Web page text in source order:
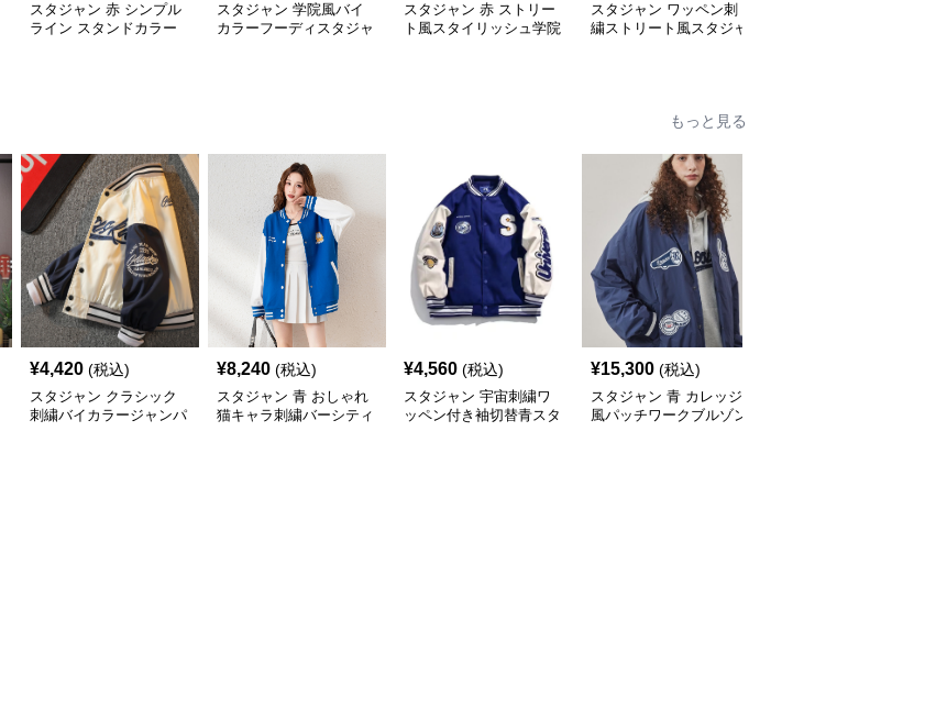
スタジャン 赤 シンプル
ライン スタンドカラー
スタジャン 学院風バイ
カラーフーディスタジャ
スタジャン 赤 ストリー
ト風スタイリッシュ学院
スタジャン ワッペン刺
繍ストリート風スタジャ
もっと見る
¥4,420 (税込)
スタジャン クラシック
刺繍バイカラージャンパ
¥8,240 (税込)
スタジャン 青 おしゃれ
猫キャラ刺繍バーシティ
¥4,560 (税込)
スタジャン 宇宙刺繍ワ
ッペン付き袖切替青スタ
¥15,300 (税込)
スタジャン 青 カレッジ
風パッチワークブルゾン